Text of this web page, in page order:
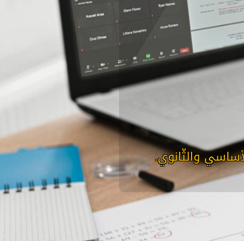
والثّانوي.